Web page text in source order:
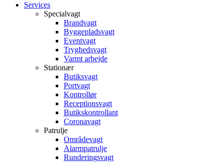
Services
Specialvagt
Brandvagt
Byggepladsvagt
Eventvagt
Tryghedsvagt
Varmt arbejde
Stationær
Butiksvagt
Portvagt
Kontrollør
Receptionsvagt
Butikskontrollant
Coronavagt
Patrulje
Områdevagt
Alarmpatrulje
Runderingsvagt